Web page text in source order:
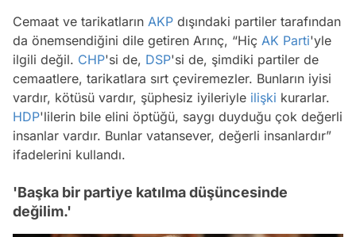
Cemaat ve tarikatların AKP dışındaki partiler tarafından
da önemsendiğini dile getiren Arınç, “Hiç AK Parti'yle
ilgili değil. CHP'si de, DSP'si de, şimdiki partiler de
cemaatlere, tarikatlara sırt çeviremezler. Bunların iyisi
vardır, kötüsü vardır, şüphesiz iyileriyle ilişki kurarlar.
HDP'lilerin bile elini öptüğü, saygı duyduğu çok değerli
insanlar vardır. Bunlar vatansever, değerli insanlardır”
ifadelerini kullandı.
'Başka bir partiye katılma düşüncesinde
değilim.'